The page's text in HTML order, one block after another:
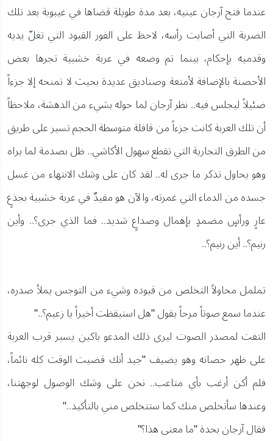
عندما فتح آرجان عينيه، بعد مدة طويلة قضاها في غيبوبة بعد تلك
الضربة التي أصابت رأسه، لاحظ على الفور القيود التي تغلّ يديه
وقدميه بإحكام، بينما تم وضعه في عربة خشبية تجرها بعض
الأحصنة بالإضافة لأمتعة وصناديق عديدة بحيث لا تمنحه إلا جزءاً
ضئيلاً ليجلس فيه.. نظر آرجان لما حوله بشيء من الدهشة، ملاحظاً
أن تلك العربة كانت جزءاً من قافلة متوسطة الحجم تسير على طريق
من الطرق التجارية التي تقطع سهول الأكاشي.. ظل بصدمة لما يراه
وهو يحاول تذكر ما جرى له.. لقد كان على وشك الانتهاء من غسل
جسده من الدماء التي غمرته، والآن هو مقيدٌ في عربة خشبية بجذعٍ
عارٍ ورأسٍ مضمدٍ بإهمال وصداعٍ شديد.. فما الذي جرى؟.. وأين
رنيم؟.. أين رنيم؟..
تململ محاولاً التخلص من قيوده وشيء من التوجس يملأ صدره،
عندما سمع صوتاً مرحاً يقول "هل استيقظت أخيراً يا زعيم؟.."
التفت لمصدر الصوت ليرى ذلك المدعو باكين يسير قرب العربة
على ظهر حصانه وهو يضيف "جيد أنك قضيت الوقت كله نائماً،
فلم أكن أرغب بأي متاعب.. نحن على وشك الوصول لوجهتنا،
وعندها سأتخلص منك كما ستتخلص مني بالتأكيد.."
فقال آرجان بحدة "ما معنى هذا؟"